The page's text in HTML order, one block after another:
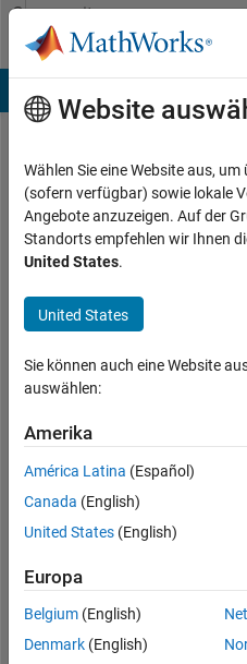
Weiter zum Inhalt
Community
Profile
Hari
Last
seen:
etwa
ein
Jahr
|
Aktiv
2023
Followers:
0
Website
Wählen Sie eine Website aus,
(sofern verfügbar) sowie lokale
Angebote anzuzeigen. Auf der
Standorts empfehlen wir Ihnen
United States.
United States
Sie können auch eine Website
auswählen:
Amerika
América Latina (Español)
Canada (English)
United States (English)
Europa
Belgium (English)
Denmark (English)